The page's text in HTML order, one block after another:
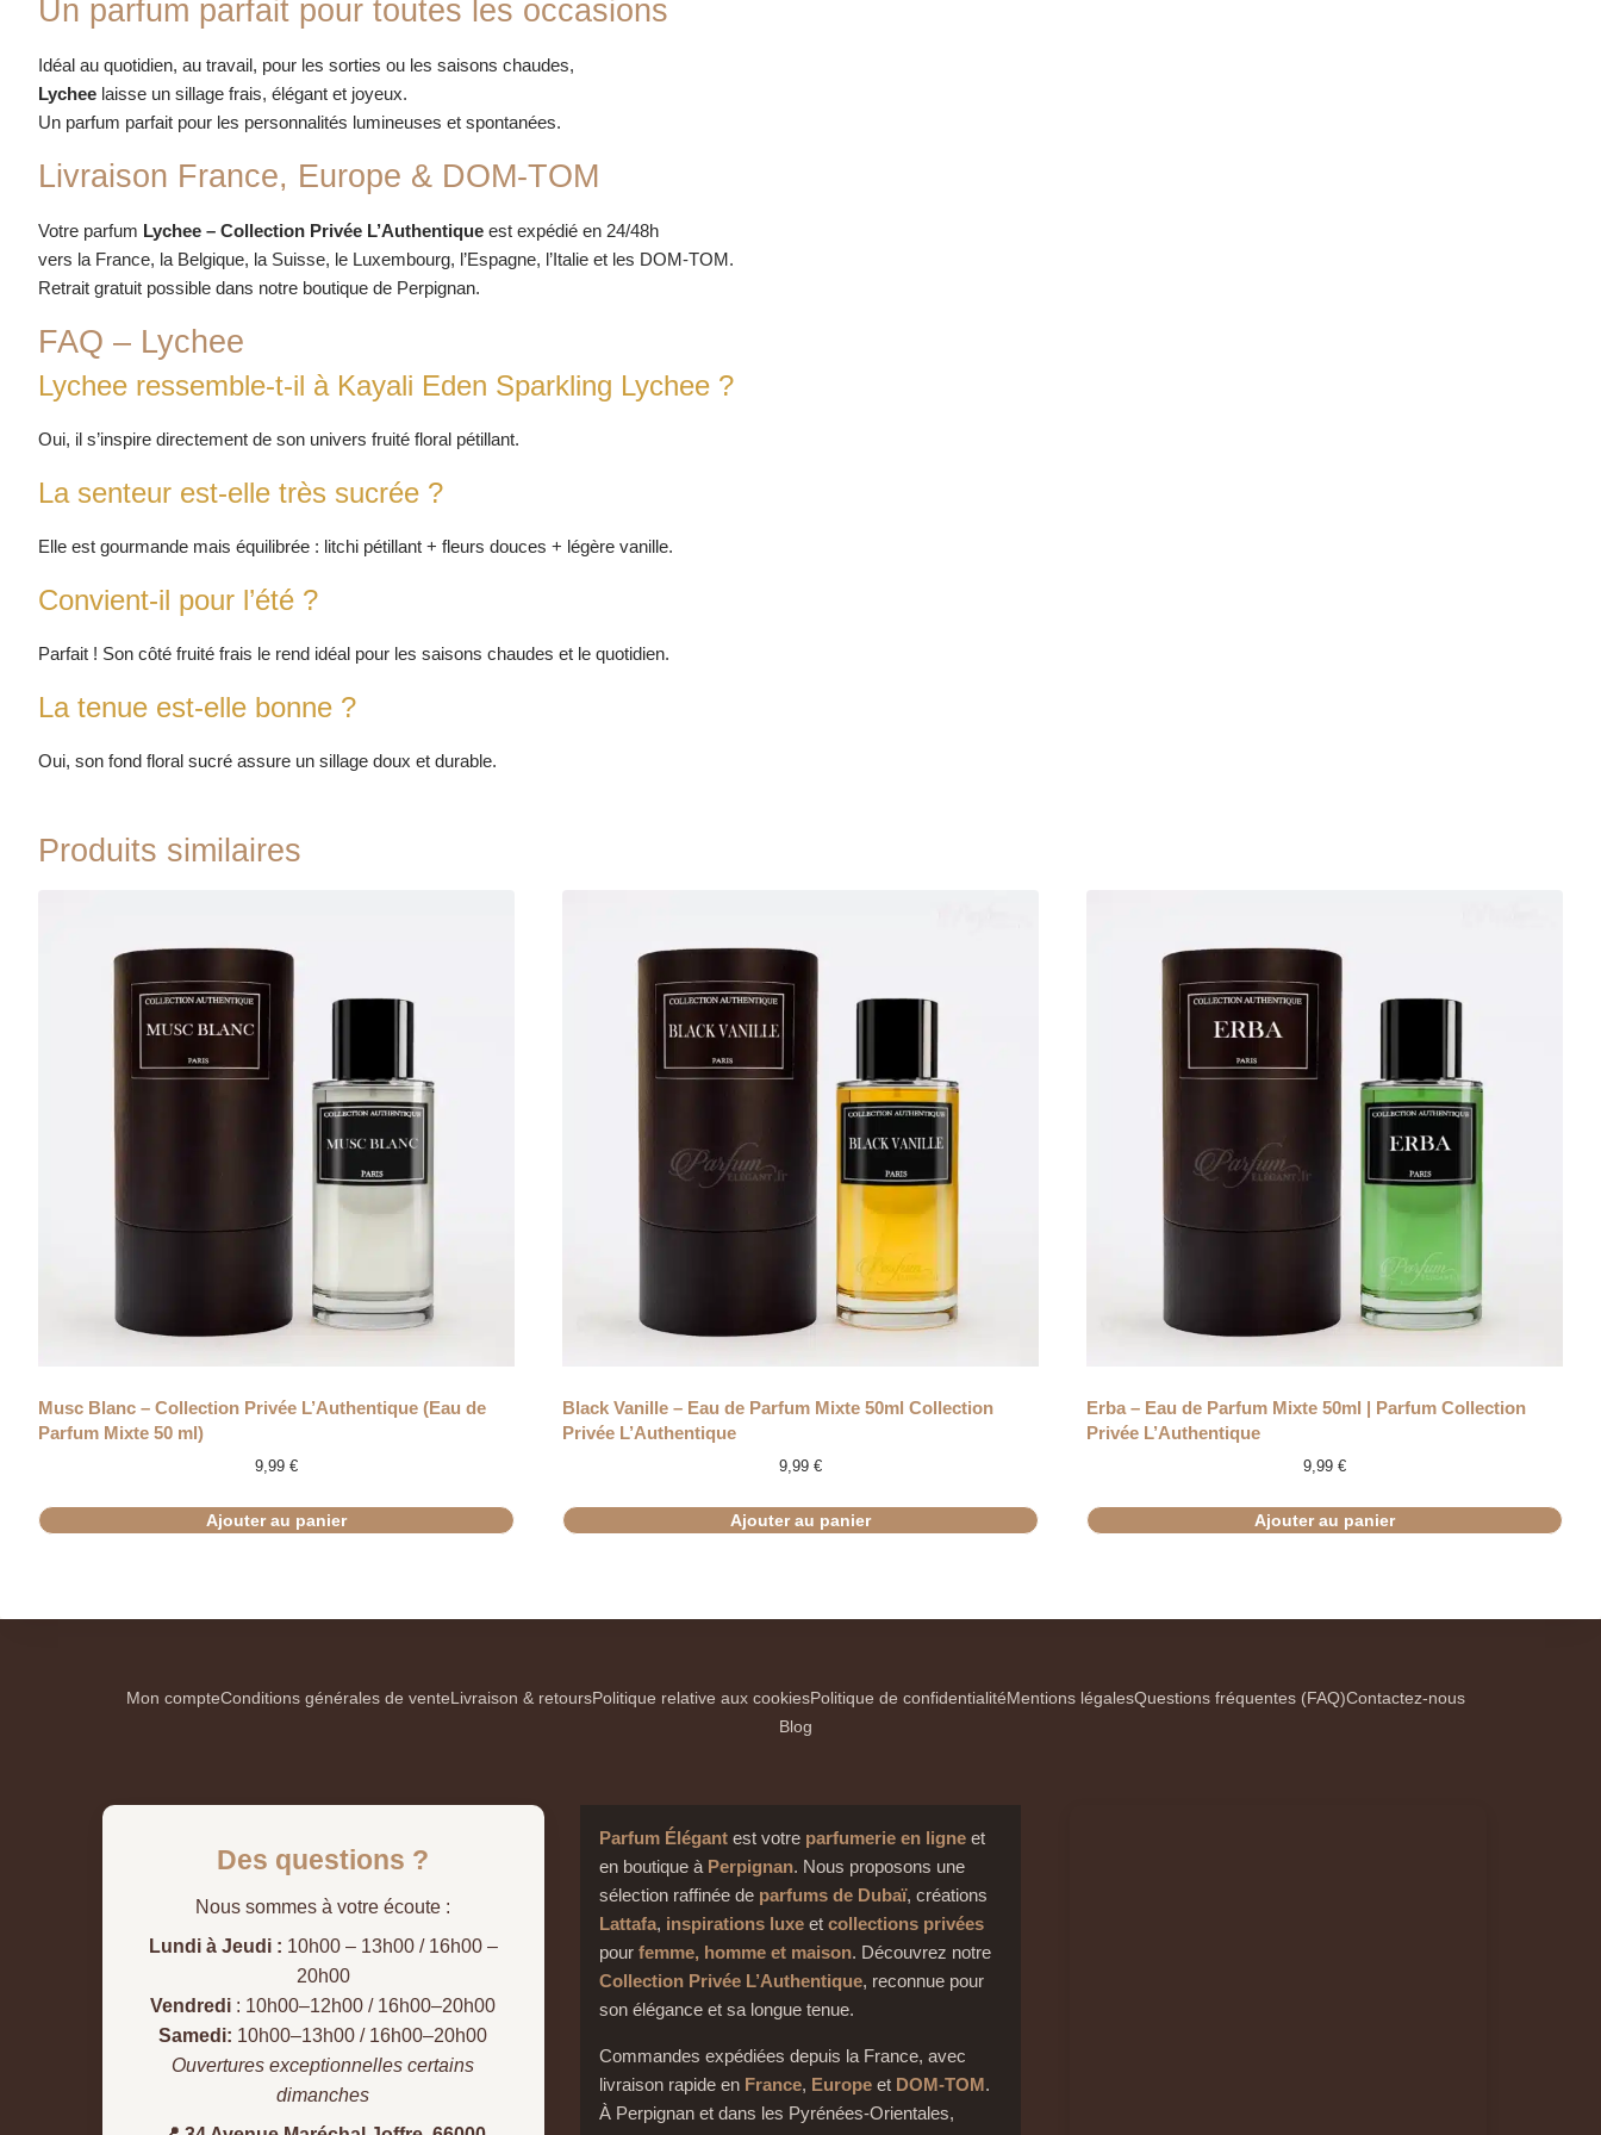
Un parfum parfait pour toutes les occasions
Idéal au quotidien, au travail, pour les sorties ou les saisons chaudes,
Lychee laisse un sillage frais, élégant et joyeux.
Un parfum parfait pour les personnalités lumineuses et spontanées.
Livraison France, Europe & DOM-TOM
Votre parfum Lychee – Collection Privée L’Authentique est expédié en 24/48h
vers la France, la Belgique, la Suisse, le Luxembourg, l’Espagne, l’Italie et les DOM-TOM.
Retrait gratuit possible dans notre boutique de Perpignan.
FAQ – Lychee
Lychee ressemble-t-il à Kayali Eden Sparkling Lychee ?
Oui, il s’inspire directement de son univers fruité floral pétillant.
La senteur est-elle très sucrée ?
Elle est gourmande mais équilibrée : litchi pétillant + fleurs douces + légère vanille.
Convient-il pour l’été ?
Parfait ! Son côté fruité frais le rend idéal pour les saisons chaudes et le quotidien.
La tenue est-elle bonne ?
Oui, son fond floral sucré assure un sillage doux et durable.
Produits similaires
Musc Blanc – Collection Privée L’Authentique (Eau de
Parfum Mixte 50 ml)
9,99 €
Ajouter au panier
Black Vanille – Eau de Parfum Mixte 50ml Collection
Privée L’Authentique
9,99 €
Ajouter au panier
Erba – Eau de Parfum Mixte 50ml | Parfum Collection
Privée L’Authentique
9,99 €
Ajouter au panier
Mon compteConditions générales de venteLivraison & retoursPolitique relative aux cookiesPolitique de confidentialitéMentions légalesQuestions fréquentes (FAQ)Contactez-nous
Blog
Des questions ?
Nous sommes à votre écoute :
Lundi à Jeudi : 10h00 – 13h00 / 16h00 –
20h00
Vendredi : 10h00–12h00 / 16h00–20h00
Samedi: 10h00–13h00 / 16h00–20h00
Ouvertures exceptionnelles certains
dimanches
Parfum Élégantest votre parfumerie en ligneet
en boutique à Perpignan. Nous proposons une
sélection raffinée de parfums de Dubaï, créations
Lattafa, inspirations luxeet collections privées
pour femme, homme et maison. Découvrez notre
Collection Privée L’Authentique, reconnue pour
son élégance et sa longue tenue.
Commandes expédiées depuis la France, avec
livraison rapide en France, Europeet DOM-TOM.
À Perpignan et dans les Pyrénées-Orientales,